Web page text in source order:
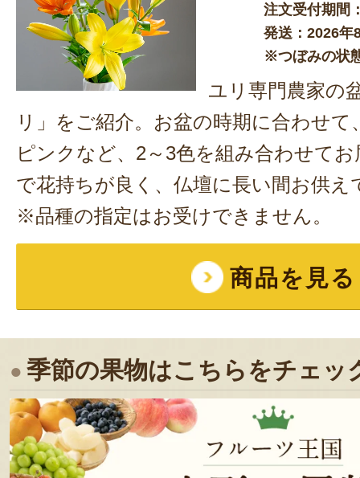
注文受付期間
発送：2026年
※つぼみの状
ユリ専門農家の
リ」をご紹介。お盆の時期に合わせ
ピンクなど、2～3色を組み合わせて
で花持ちが良く、仏壇に長い間お供え
※品種の指定はお受けできません。
商品を見る
季節の果物はこちらをチェッ